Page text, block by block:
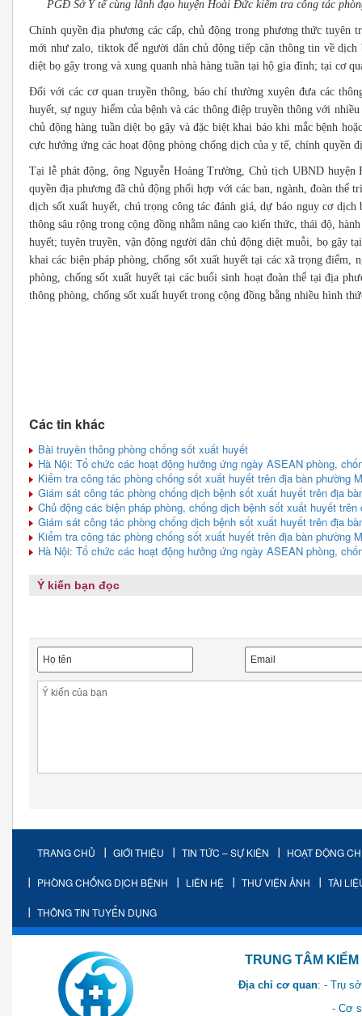
PGĐ Sở Y tế cùng lãnh đạo huyện Hoài Đức kiểm tra công tác
Chính quyền địa phương các cấp, chủ động trong phương thức tuyên
mới như zalo, tiktok để người dân chủ động tiếp cận thông tin về dịch
diệt bọ gậy trong và xung quanh nhà hàng tuần tại hộ gia đình; tại cơ
Đối với các cơ quan truyền thông, báo chí thường xuyên đưa các
huyết, sự nguy hiểm của bệnh và các thông điệp truyền thông với
chủ động hàng tuần diệt bọ gậy và đặc biệt khai báo khi mắc bệnh
cực hưởng ứng các hoạt động phòng chống dịch của y tế, chính quyền
Tại lễ phát động, ông Nguyễn Hoàng Trường, Chủ tịch UBND
quyền địa phương đã chủ động phối hợp với các ban, ngành, đoàn thể
dịch sốt xuất huyết, chú trọng công tác đánh giá, dự báo nguy cơ
thông sâu rộng trong cộng đồng nhằm nâng cao kiến thức, thái độ,
huyết; tuyên truyền, vận động người dân chủ động diệt muỗi, bọ gậy
khai các biện pháp phòng, chống sốt xuất huyết tại các xã trọng điểm,
phòng, chống sốt xuất huyết tại các buổi sinh hoạt đoàn thể tại địa
thông phòng, chống sốt xuất huyết trong cộng đồng bằng nhiều hình
Các tin khác
Bài truyền thông phòng chống sốt xuất huyết
Hà Nội: Tổ chức các hoạt động hưởng ứng ngày ASEAN phòng,
Kiểm tra công tác phòng chống sốt xuất huyết trên địa bàn phường
Giám sát công tác phòng chống dịch bệnh sốt xuất huyết trên địa
Chủ động các biện pháp phòng, chống dịch bệnh sốt xuất huyết trên
Giám sát công tác phòng chống dịch bệnh sốt xuất huyết trên địa
Kiểm tra công tác phòng chống sốt xuất huyết trên địa bàn phường
Hà Nội: Tổ chức các hoạt động hưởng ứng ngày ASEAN phòng,
Ý kiến bạn đọc
TRANG CHỦ GIỚI THIỆU TIN TỨC – SỰ KIỆN HOẠT ĐỘNG
PHÒNG CHỐNG DỊCH BỆNH LIÊN HỆ THƯ VIỆN ẢNH TÀI
THÔNG TIN TUYỂN DỤNG
TRUNG TÂM KIỂM SOÁT
Địa chỉ cơ quan: - Trụ
- Cơ sở 2: Khu Hành